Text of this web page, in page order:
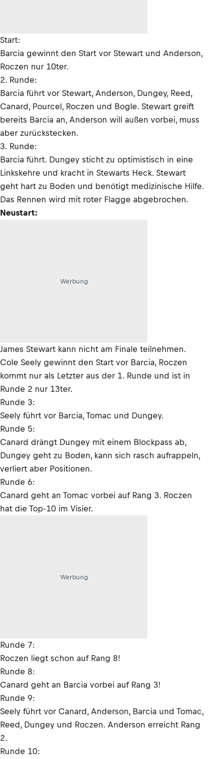
Start:
Barcia gewinnt den Start vor Stewart und Anderson,
Roczen nur 10ter.
2. Runde:
Barcia führt vor Stewart, Anderson, Dungey, Reed,
Canard, Pourcel, Roczen und Bogle. Stewart greift
bereits Barcia an, Anderson will außen vorbei, muss
aber zurückstecken.
3. Runde:
Barcia führt. Dungey sticht zu optimistisch in eine
Linkskehre und kracht in Stewarts Heck. Stewart
geht hart zu Boden und benötigt medizinische Hilfe.
Das Rennen wird mit roter Flagge abgebrochen.
Neustart:
Werbung
James Stewart kann nicht am Finale teilnehmen.
Cole Seely gewinnt den Start vor Barcia, Roczen
kommt nur als Letzter aus der 1. Runde und ist in
Runde 2 nur 13ter.
Runde 3:
Seely führt vor Barcia, Tomac und Dungey.
Runde 5:
Canard drängt Dungey mit einem Blockpass ab,
Dungey geht zu Boden, kann sich rasch aufrappeln,
verliert aber Positionen.
Runde 6:
Canard geht an Tomac vorbei auf Rang 3. Roczen
hat die Top-10 im Visier.
Werbung
Runde 7:
Roczen liegt schon auf Rang 8!
Runde 8:
Canard geht an Barcia vorbei auf Rang 3!
Runde 9:
Seely führt vor Canard, Anderson, Barcia und Tomac,
Reed, Dungey und Roczen. Anderson erreicht Rang
2.
Runde 10: